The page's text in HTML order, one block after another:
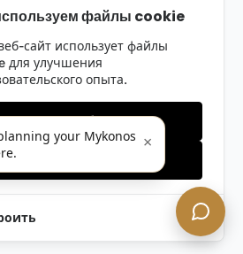
частный чартер
каждый момент
комфорта и
могут отдыхать,
на пути, прибывая в
принять предложения
многочисленны. Деловые
нашу услугу частного
для проведения встреч в
файлы cookie
сайт использует файлы
для улучшения
опыта.
Только необходимые
your Mykonos ×